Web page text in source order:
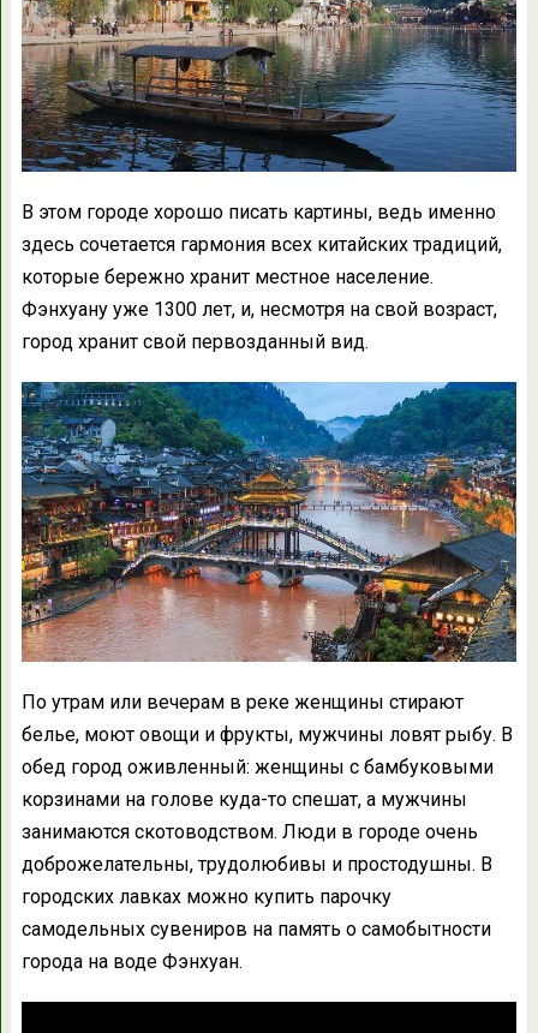
В этом городе хорошо писать картины, ведь именно
здесь сочетается гармония всех китайских традиций,
которые бережно хранит местное население.
Фэнхуану уже 1300 лет, и, несмотря на свой возраст,
город хранит свой первозданный вид.
По утрам или вечерам в реке женщины стирают
белье, моют овощи и фрукты, мужчины ловят рыбу. В
обед город оживленный: женщины с бамбуковыми
корзинами на голове куда-то спешат, а мужчины
занимаются скотоводством. Люди в городе очень
доброжелательны, трудолюбивы и простодушны. В
городских лавках можно купить парочку
самодельных сувениров на память о самобытности
города на воде Фэнхуан.